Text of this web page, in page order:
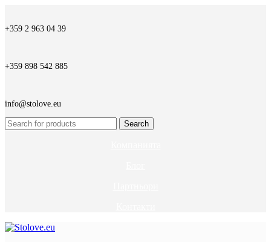
+359 2 963 04 39
+359 898 542 885
info@stolove.eu
Search